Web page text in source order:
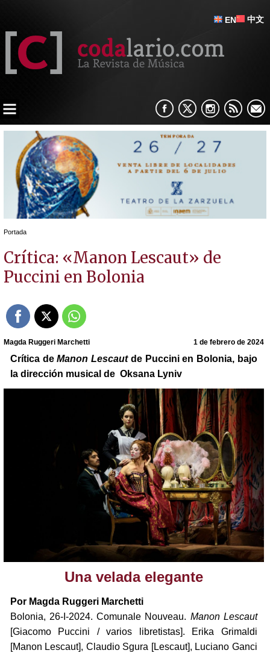
EN 中文
Portada
Crítica: «Manon Lescaut» de
Puccini en Bolonia
Magda Ruggeri Marchetti 1 de febrero de 2024
Crítica deManon Lescautde Puccini en Bolonia, bajo
la dirección musical de Oksana Lyniv
Una velada elegante
Por Magda Ruggeri Marchetti
Bolonia, 26-I-2024. Comunale Nouveau. Manon Lescaut
[Giacomo Puccini / varios libretistas]. Erika Grimaldi
[Manon Lescaut], Claudio Sgura [Lescaut], Luciano Ganci